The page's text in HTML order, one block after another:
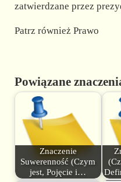
zatwierdzane przez
Patrz również Prawo
Powiązane
Znaczenie
Suwerenność (Czym
jest, Pojęcie i…